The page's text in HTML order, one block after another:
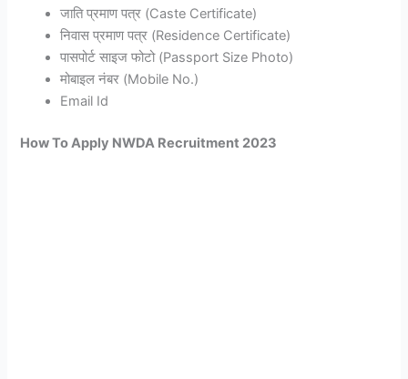
जाति प्रमाण पत्र (Caste Certificate)
निवास प्रमाण पत्र (Residence Certificate)
पासपोर्ट साइज फोटो (Passport Size Photo)
मोबाइल नंबर (Mobile No.)
Email Id
How To Apply NWDA Recruitment 2023